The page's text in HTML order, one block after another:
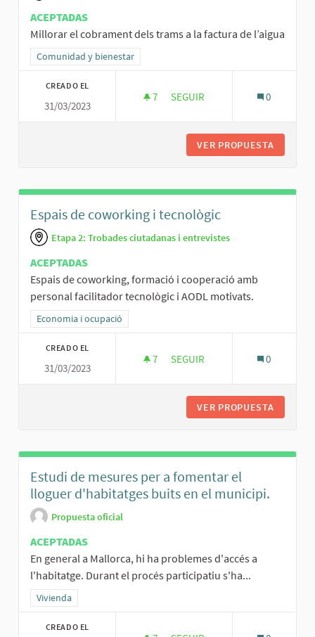
ACEPTADAS
Millorar el cobrament dels trams a la factura de l’aigua
Resultados al filtrar por la categoría: Comunidad y bienestar
Comunidad y bienestar
CREADO EL
31/03/2023
7 7 SEGUIDORAS
SEGUIR 0
VER PROPUESTA
Espais de coworking i tecnològic
Etapa 2: Trobades ciutadanas i entrevistes
ACEPTADAS
Espais de coworking, formació i cooperació amb
personal facilitador tecnològic i AODL motivats.
Resultados al filtrar por la categoría: Economia i ocupació
Economia i ocupació
CREADO EL
31/03/2023
7 7 SEGUIDORAS
SEGUIR 0
VER PROPUESTA
Estudi de mesures per a fomentar el
lloguer d'habitatges buits en el municipi.
Propuesta oficial
ACEPTADAS
En general a Mallorca, hi ha problemes d'accés a
l'habitatge. Durant el procés participatiu s'ha...
Resultados al filtrar por la categoría: Vivienda
Vivienda
CREADO EL